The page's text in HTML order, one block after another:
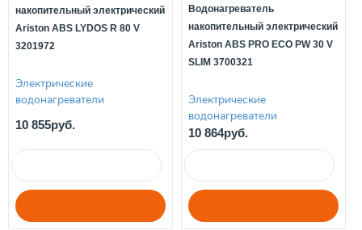
накопительный электрический
Ariston ABS LYDOS R 80 V
3201972
Электрические
водонагреватели
10 855руб.
Водонагреватель
накопительный электрический
Ariston ABS PRO ECO PW 30 V
SLIM 3700321
Электрические
водонагреватели
10 864руб.